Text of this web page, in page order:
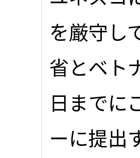
を厳守し
省とベト
日までに
ーに提出